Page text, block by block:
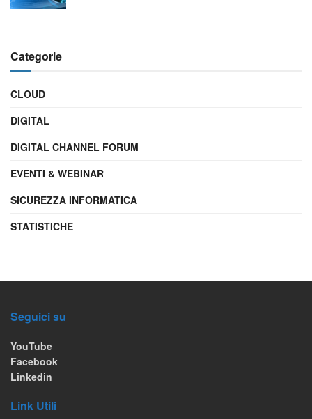
Categorie
CLOUD
DIGITAL
DIGITAL CHANNEL FORUM
EVENTI & WEBINAR
SICUREZZA INFORMATICA
STATISTICHE
Seguici su
YouTube
Facebook
Linkedin
Link Utili